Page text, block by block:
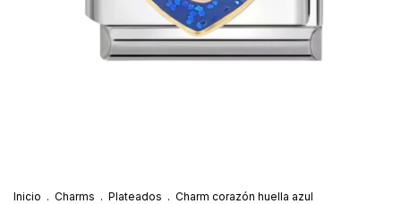
Inicio . Charms . Plateados . Charm corazón huella azul